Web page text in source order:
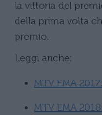
la vittoria del
della prima volta
premio.
Leggi anche:
MTV EMA
MTV EMA